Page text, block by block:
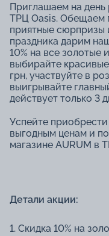
Приглашаем на день
ТРЦ Oasis. Обещаем
приятные сюрпризы
праздника дарим
10% на все золотые
выбирайте
грн, участвуйте в
выигрывайте
действует только 3
Успейте
выгодным ценам и
магазине AURUM в
Детали акции:
1. Скидка 10% на